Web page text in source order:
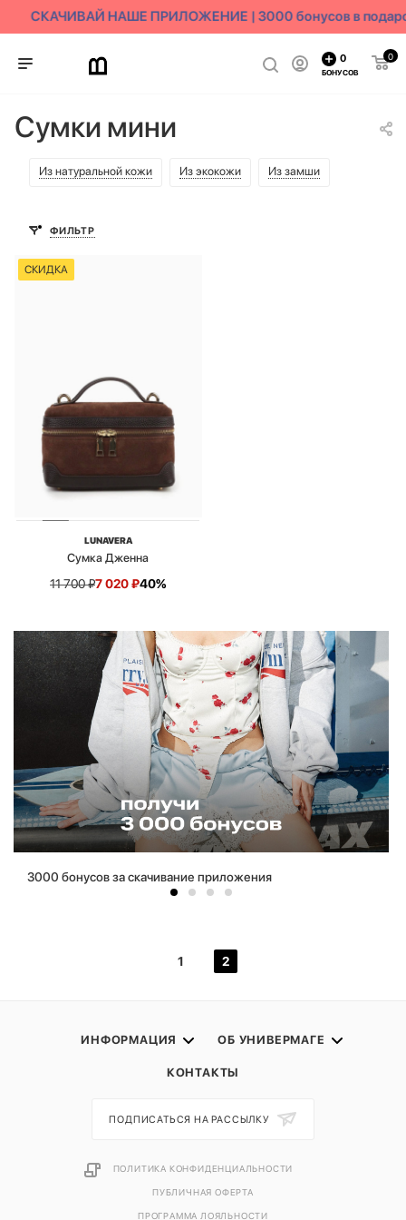
СКАЧИВАЙ НАШЕ ПРИЛОЖЕНИЕ | 3000 бонусов в
0
0
БОНУСОВ
Сумки мини
Из натуральной кожи Из экокожи Из замши
ФИЛЬТР
СКИДКА
LUNAVERA
Сумка Дженна
11 700₽7 020₽40%
3000 бонусов за скачивание приложения
1 2
ИНФОРМАЦИЯ ОБ УНИВЕРМАГЕ
КОНТАКТЫ
ПОДПИСАТЬСЯ НА РАССЫЛКУ
ПОЛИТИКА КОНФИДЕНЦИАЛЬНОСТИ
ПУБЛИЧНАЯ ОФЕРТА
ПРОГРАММА ЛОЯЛЬНОСТИ